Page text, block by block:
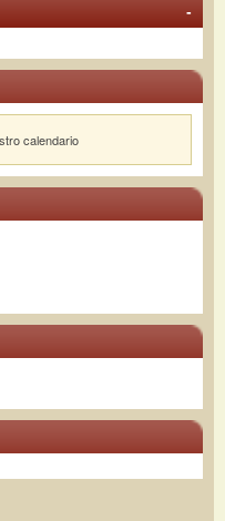
-
calendario